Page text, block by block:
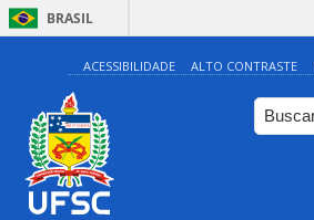
BRASIL
ACESSIBILIDADE ALTO CONTRASTE